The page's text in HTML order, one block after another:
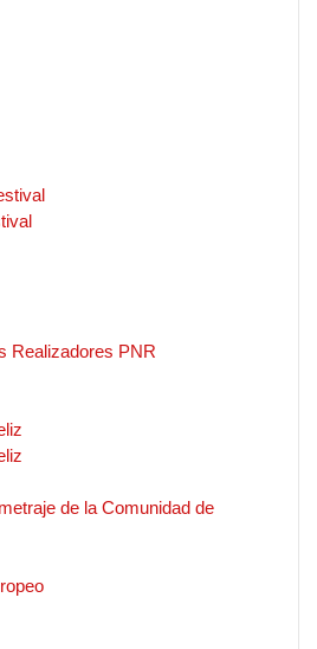
Realizadores PNR
de la Comunidad de